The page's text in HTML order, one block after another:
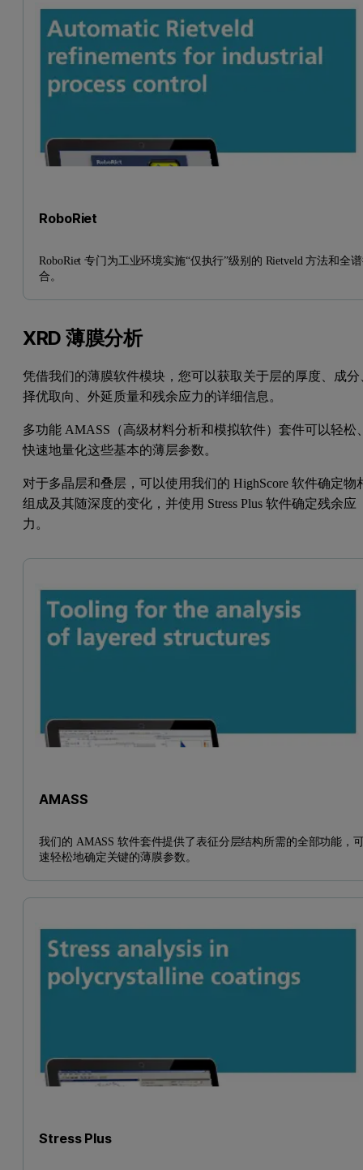
RoboRiet
RoboRiet 专门为工业环境实施“仅执行”级别的 Rietveld 方法和全
合。
XRD 薄膜分析
凭借我们的薄膜软件模块，您可以获取关于层的厚度、成分
择优取向、外延质量和残余应力的详细信息。
多功能 AMASS（高级材料分析和模拟软件）套件可以轻松
快速地量化这些基本的薄层参数。
对于多晶层和叠层，可以使用我们的 HighScore 软件确定物
组成及其随深度的变化，并使用 Stress Plus 软件确定残余应
力。
AMASS
我们的 AMASS 软件套件提供了表征分层结构所需的全部功能，
速轻松地确定关键的薄膜参数。
Stress Plus